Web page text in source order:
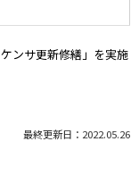
ンサ更新修繕」を実施
最終更新日：2022.05.26